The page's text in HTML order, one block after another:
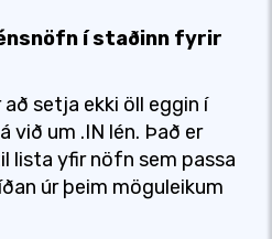
í staðinn fyrir
setja ekki öll eggin í
við um .IN lén. Það er
lista yfir nöfn sem passa
úr þeim möguleikum